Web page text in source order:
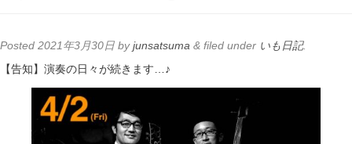
YouTube
Online Lesson
Posted 2021年3月30日 byjunsatsuma & filed under いも日記.
【告知】演奏の日々が続きます…♪